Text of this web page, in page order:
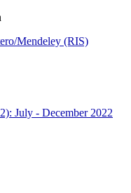
Mendeley (RIS)
July - December 2022